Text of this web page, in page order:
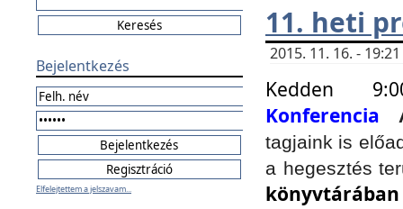
Bejelentkezés
Elfelejtettem a jelszavam...
11. heti
2015. 11. 16. -
Kedden
Konferencia
tagjaink is
a hegesztés
könyvtárában